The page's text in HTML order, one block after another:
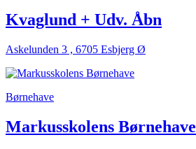
Kvaglund + Udv. Åbn
Askelunden 3 , 6705 Esbjerg Ø
Børnehave
Markusskolens Børnehave